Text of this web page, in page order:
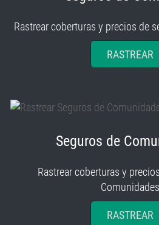
Rastrear coberturas y precios de
RASTREAR
Seguros de
Rastrear coberturas y
Comunidades
RASTREAR